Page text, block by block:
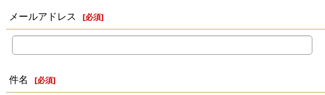
メールアドレス [必須]
件名 [必須]